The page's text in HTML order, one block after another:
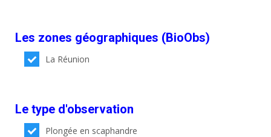
Les zones géographiques (BioObs)
La Réunion
Le type d'observation
Plongée en scaphandre